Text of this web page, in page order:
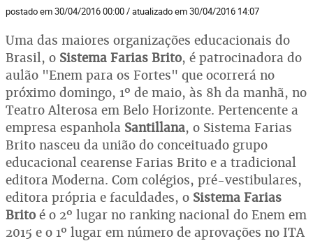
postado em 30/04/2016 00:00 / atualizado em 30/04/2016 14:07
Uma das maiores organizações educacionais do
Brasil, o Sistema Farias Brito, é patrocinadora do
aulão "Enem para os Fortes" que ocorrerá no
próximo domingo, 1º de maio, às 8h da manhã, no
Teatro Alterosa em Belo Horizonte. Pertencente a
empresa espanhola Santillana, o Sistema Farias
Brito nasceu da união do conceituado grupo
educacional cearense Farias Brito e a tradicional
editora Moderna. Com colégios, pré-vestibulares,
editora própria e faculdades, o Sistema Farias
Brito é o 2º lugar no ranking nacional do Enem em
2015 e o 1º lugar em número de aprovações no ITA